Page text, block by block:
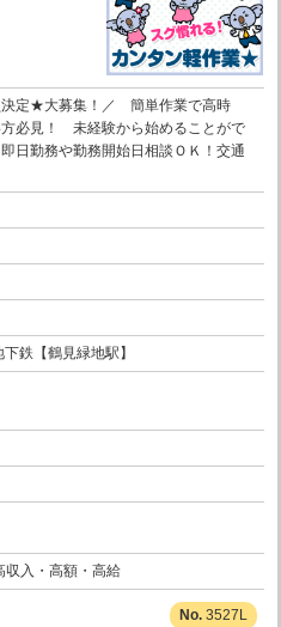
決定★大募集！／ 簡単作業で高時
必見！ 未経験から始めることがで
日勤務や勤務開始日相談ＯＫ！交通
鉄【鶴見緑地駅】
収入・高額・高給
3527L